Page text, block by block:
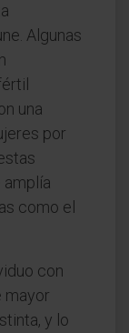
Algunas
una
por
como el
con
mayor
y lo